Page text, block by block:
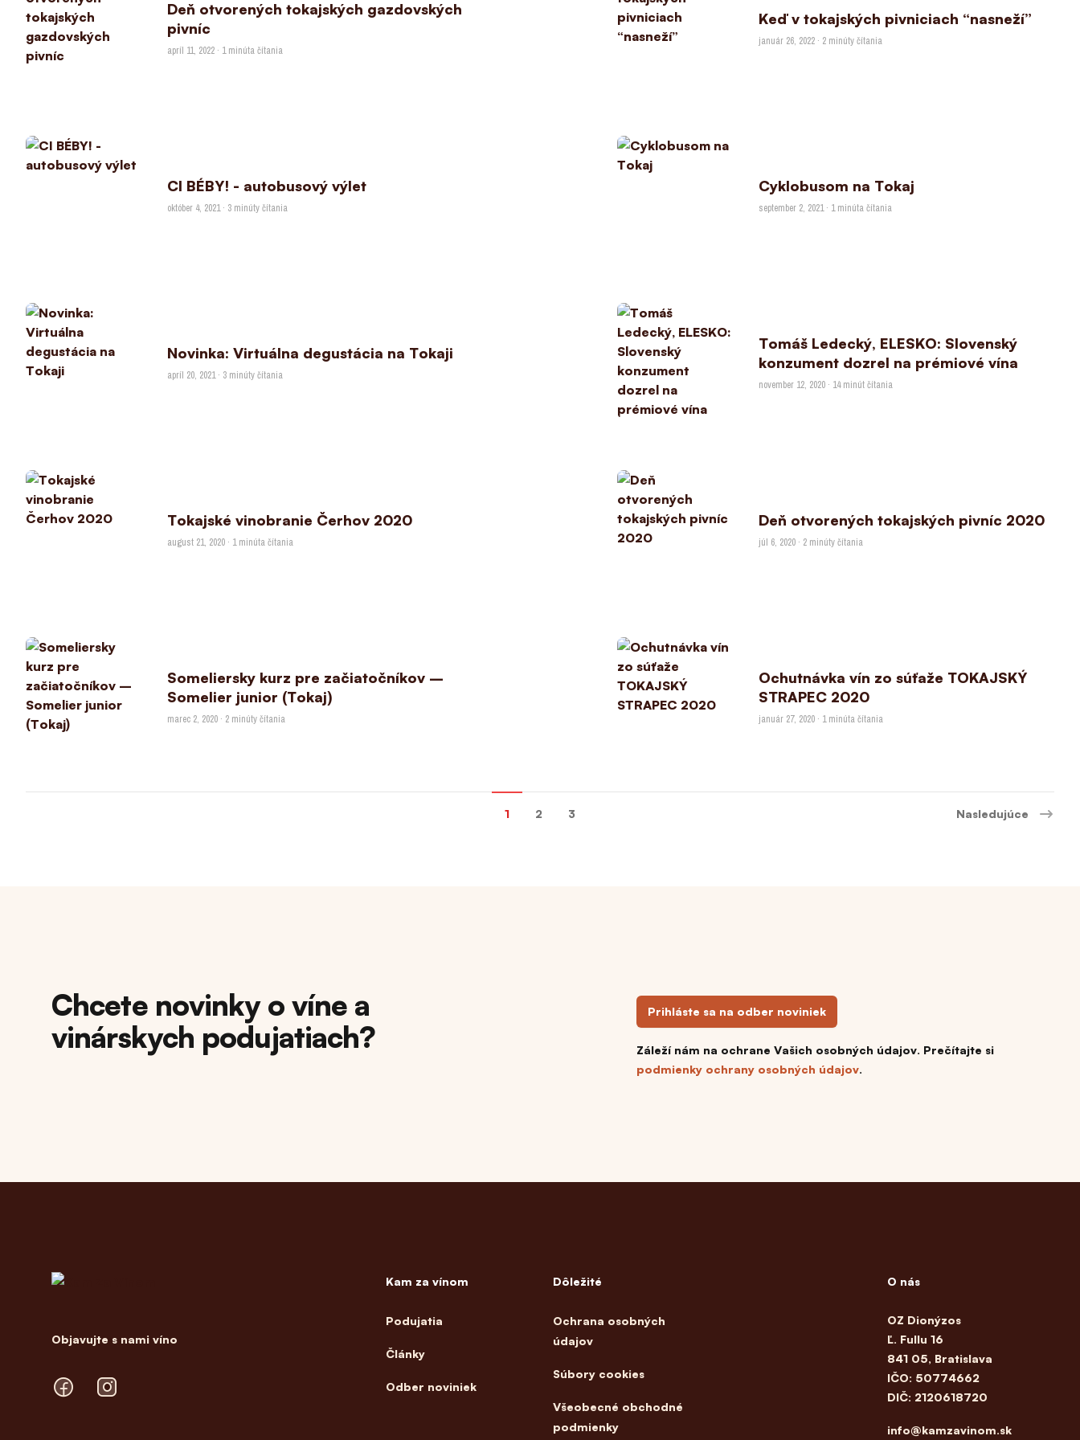
Deň otvorených tokajských gazdovských
pivníc
apríl 11, 2022 · 1 minúta čítania
Keď v tokajských pivniciach “nasneží”
január 26, 2022 · 2 minúty čítania
CI BÉBY! - autobusový výlet
október 4, 2021 · 3 minúty čítania
Cyklobusom na Tokaj
september 2, 2021 · 1 minúta čítania
Novinka: Virtuálna degustácia na Tokaji
apríl 20, 2021 · 3 minúty čítania
Tomáš Ledecký, ELESKO: Slovenský
konzument dozrel na prémiové vína
november 12, 2020 · 14 minút čítania
Tokajské vinobranie Čerhov 2020
august 21, 2020 · 1 minúta čítania
Deň otvorených tokajských pivníc 2020
júl 6, 2020 · 2 minúty čítania
Someliersky kurz pre začiatočníkov –
Somelier junior (Tokaj)
marec 2, 2020 · 2 minúty čítania
Ochutnávka vín zo súťaže TOKAJSKÝ
STRAPEC 2020
január 27, 2020 · 1 minúta čítania
1 2 3 Nasledujúce
Chcete novinky o víne a
vinárskych podujatiach?
Prihláste sa na odber noviniek
Záleží nám na ochrane Vašich osobných údajov. Prečítajte si
podmienky ochrany osobných údajov.
Objavujte s nami víno
FacebookInstagram
Kam za vínom
Podujatia
Články
Odber noviniek
Dôležité
Ochrana osobných
údajov
Súbory cookies
Všeobecné obchodné
podmienky
O nás
OZ Dionýzos
Ľ. Fullu 16
841 05, Bratislava
IČO: 50774662
DIČ: 2120618720
info@kamzavinom.sk